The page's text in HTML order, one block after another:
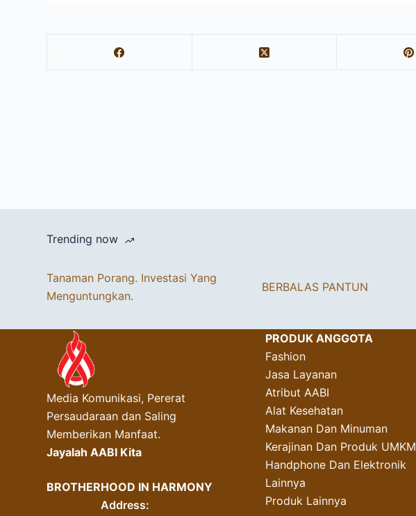
Trending now
Tanaman Porang. Investasi Yang
Menguntungkan.
BERBALAS PANTUN
Media Komunikasi, Pererat
Persaudaraan dan Saling
Memberikan Manfaat.
Jayalah AABI Kita
BROTHERHOOD IN HARMONY
Address:
PRODUK ANGGOTA
Fashion
Jasa Layanan
Atribut AABI
Alat Kesehatan
Makanan Dan Minuman
Kerajinan Dan Produk UMKM
Handphone Dan Elektronik
Lainnya
Produk Lainnya